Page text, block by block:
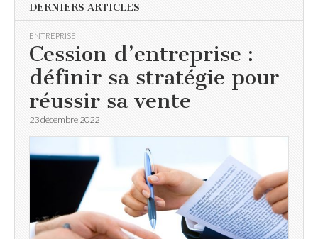
DERNIERS ARTICLES
ENTREPRISE
Cession d’entreprise :
définir sa stratégie pour
réussir sa vente
23 décembre 2022